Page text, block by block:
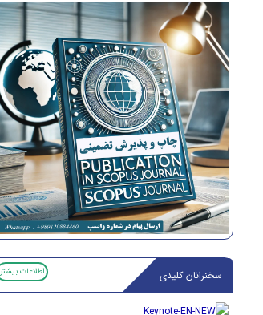
سخنرانان کلیدی اطلاعات بیشتر